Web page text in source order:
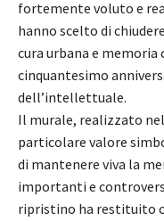
fortemente voluto e
hanno scelto di
cura urbana e
cinquantesimo
dell’intellettuale.
Il murale, realizzato
particolare valore
di mantenere viva la
importanti e
ripristino ha restituito